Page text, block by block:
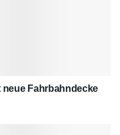
Fahrbahndecke